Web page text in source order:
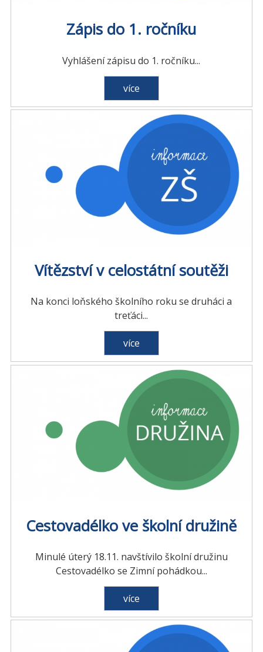
Zápis do 1. ročníku
Vyhlášení zápisu do 1. ročníku...
více
Vítězství v celostátní soutěži
Na konci loňského školního roku se druháci a
treťáci...
více
Cestovadélko ve školní družině
Minulé úterý 18.11. navštívilo školní družinu
Cestovadélko se Zimní pohádkou...
více